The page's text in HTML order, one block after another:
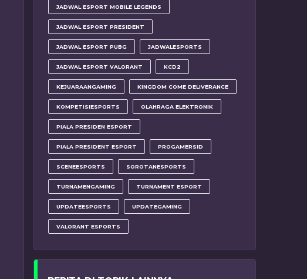
JADWAL ESPORT MOBILE LEGENDS
JADWAL ESPORT PRESIDENT
JADWAL ESPORT PUBG JADWALESPORTS
JADWAL ESPORT VALORANT KCD2
KEJUARAANGAMING KINGDOM COME DELIVERANCE
KOMPETISIESPORTS OLAHRAGA ELEKTRONIK
PIALA PRESIDEN ESPORT
PIALA PRESIDENT ESPORT PROGAMERSID
SCENEESPORTS SOROTANESPORTS
TURNAMENGAMING TURNAMENT ESPORT
UPDATEESPORTS UPDATEGAMING
VALORANT ESPORTS